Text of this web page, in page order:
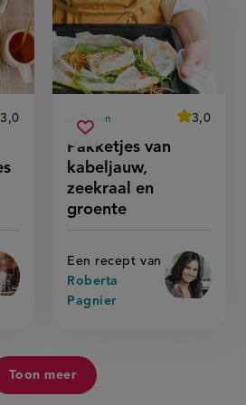
3,0
Beoordeel
chocoladekoekjes'
Pakketjes van
kabeljauw,
zeekraal en
groente
voorbereidingstijd
25 min
average
3,0
Beoordeel
Een recept van
Roberta
Pagnier
Sla
recept
pakketjes
van
kabeljauw,
zeekraal
groente
Toon meer